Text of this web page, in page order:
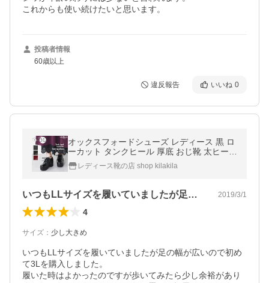
投稿者情報
60歳以上
違反報告 いいね 0
オックスフォードシューズ レディース 黒 ロ
ーカット タンクヒール 厚底 おじ靴 太ヒール
チャンキーヒール レースアップ ローファー
かわいい 靴
レディース靴の店 shop kilakila
いつもLLサイズを履いていましたが足の… 2019/3/1
4
サイズ ： 少し大きめ
いつもLLサイズを履いていましたが足の幅が広いので初め
て3Lを購入しました。
履いた時はよかったのですが歩いてみたら少し余裕があり